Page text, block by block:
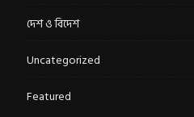
দেশ ও বিদেশ
Uncategorized
Featured